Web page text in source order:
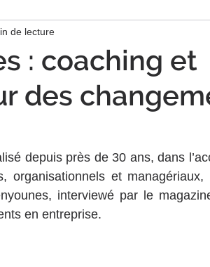
: coaching et
des
de lecture
depuis près de 30 ans, dans
organisationnels et
interviewé par le
en entreprise.